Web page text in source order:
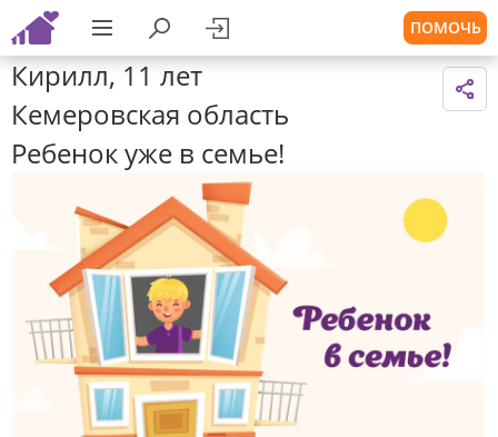
ПОМОЧЬ
Кирилл, 11 лет
Кемеровская область
Ребенок уже в семье!